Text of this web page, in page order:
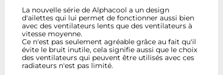
La nouvelle série de Alphacool a un design
d'ailettes qui lui permet de fonctionner aussi bien
avec des ventilateurs lents que des ventilateurs à
vitesse moyenne.
Ce n'est pas seulement agréable grâce au fait qu'il
évite le bruit inutile, cela signifie aussi que le choix
des ventilateurs qui peuvent être utilisés avec ces
radiateurs n'est pas limité.